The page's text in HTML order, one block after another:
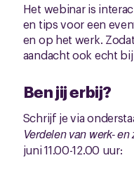
Het webinar is
en tips voor een
en op het werk.
aandacht ook echt
Ben jij erbij?
Schrijf je via
Verdelen van werk-
juni 11.00-12.00 uur: